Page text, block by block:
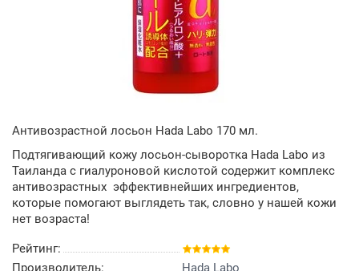
Антивозрастной лосьон Hada Labo 170 мл.
Подтягивающий кожу лосьон-сыворотка Hada Labo из
Таиланда с гиалуроновой кислотой содержит комплекс
антивозрастных эффективнейших ингредиентов,
которые помогают выглядеть так, словно у нашей кожи
нет возраста!
Рейтинг:
Производитель:
Hada Labo